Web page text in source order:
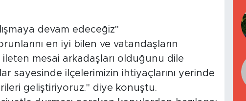
devam edeceğiz"
en iyi bilen ve vatandaşların
mesai arkadaşları olduğunu dile
sayesinde ilçelerimizin ihtiyaçlarını yerinde
geliştiriyoruz." diye konuştu.